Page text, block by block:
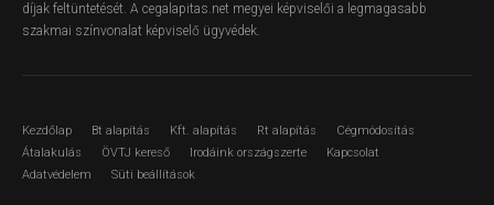
díjak feltüntetését. A cegalapitas.net megyei képviselői a legmagasabb
szakmai színvonalat képviselő ügyvédek.
Kezdőlap Bt alapítás Kft. alapítás Rt alapítás
Cégmódosítás
Átalakulás
ÖVTJ kereső Irodáink országszerte
Kapcsolat
Adatvédelem
Süti beállítások